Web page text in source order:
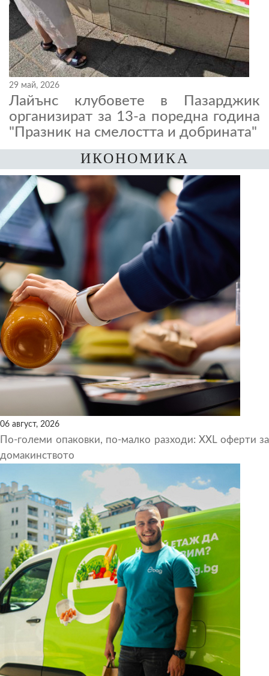
29 май, 2026
Лайънс клубовете в Пазарджик
организират за 13-а поредна година
"Празник на смелостта и добрината"
ИКОНОМИКА
06 август, 2026
По-големи опаковки, по-малко разходи: XXL оферти за
домакинството